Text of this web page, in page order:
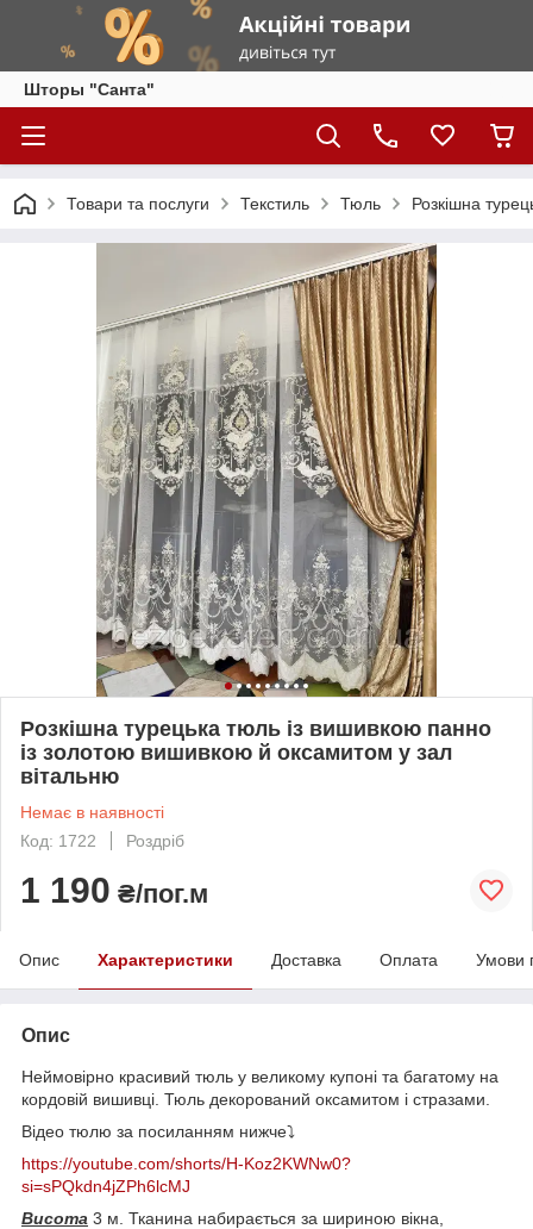
Шторы "Санта"
Товари та послуги Текстиль Тюль Розкішна
Розкішна турецька тюль із вишивкою панно
із золотою вишивкою й оксамитом у зал
вітальню
Немає в наявності
Код: 1722
Роздріб
1 190 ₴/пог.м
Опис Характеристики Доставка Оплата Умови
Опис
Неймовірно красивий тюль у великому купоні та багатому на
кордовій вишивці. Тюль декорований оксамитом і стразами.
Відео тюлю за посиланням нижче⤵️
https://youtube.com/shorts/H-Koz2KWNw0?
si=sPQkdn4jZPh6lcMJ
Висота 3 м. Тканина набирається за шириною вікна,